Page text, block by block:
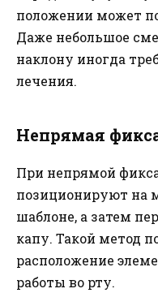
положении может
Даже небольшое
наклону иногда
лечения.
Непрямая
При непрямой
позиционируют на
шаблоне, а затем
капу. Такой метод
расположение
работы во рту.